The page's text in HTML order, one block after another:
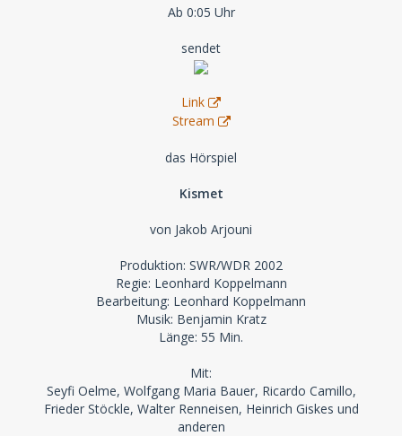
Ab 0:05 Uhr
sendet
Link
Stream
das Hörspiel
Kismet
von Jakob Arjouni
Produktion: SWR/WDR 2002
Regie: Leonhard Koppelmann
Bearbeitung: Leonhard Koppelmann
Musik: Benjamin Kratz
Länge: 55 Min.
Mit:
Seyfi Oelme, Wolfgang Maria Bauer, Ricardo Camillo,
Frieder Stöckle, Walter Renneisen, Heinrich Giskes und
anderen